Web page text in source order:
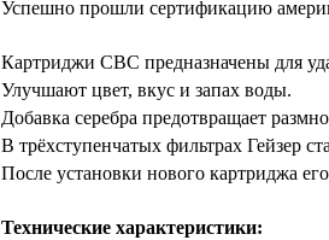
Успешно прошли сертификацию
Картриджи CBC предназначены для
Улучшают цвет, вкус и запах воды.
Добавка серебра предотвращает
В трёхступенчатых фильтрах Гейзер
После установки нового картриджа
Технические характеристики: